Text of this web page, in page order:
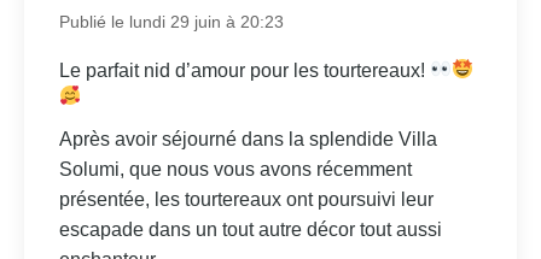
Publié le lundi 29 juin à 20:23
Le parfait nid d’amour pour les tourtereaux!
Après avoir séjourné dans la splendide Villa
Solumi, que nous vous avons récemment
présentée, les tourtereaux ont poursuivi leur
escapade dans un tout autre décor tout aussi